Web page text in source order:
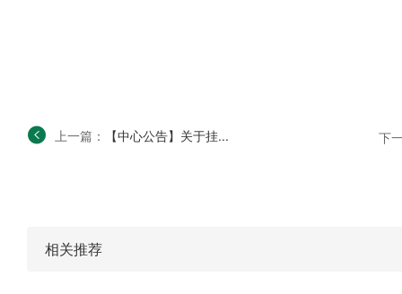
上一篇： 【中心公告】关于挂... 下
相关推荐